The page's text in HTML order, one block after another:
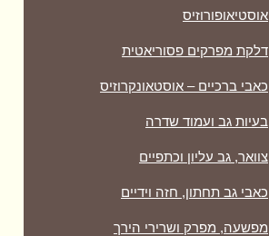
אוסטיאופורוזיס
דלקת מפרקים פסוריאטית
כאבי ברכיים – אוסטאונקרוזיס
בעיות גב ועמוד שדרה
צוואר, גב עליון וכתפיים
כאבי גב תחתון, חזה וידיים
מפשעה, מפרק ושרירי הירך